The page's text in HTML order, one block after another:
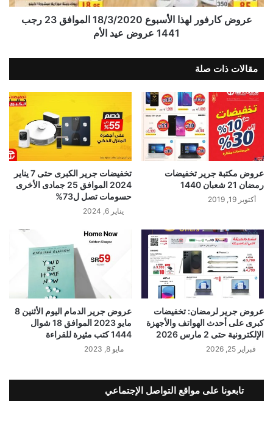
عروض كارفور لهذا الأسبوع 18/3/2020 الموافق 23 رجب
1441 عروض عيد الأم
مقالات ذات صلة
عروض مكتبة جرير تخفيضات
رمضان 21 شعبان 1440
أكتوبر 19, 2019
تخفيضات جرير الكبرى حتى 7 يناير
2024 الموافق 25 جمادى الأخرى
حسومات تصل ل73%
يناير 6, 2024
عروض جرير لرمضان: تخفيضات
كبرى على أحدث الهواتف والأجهزة
الإلكترونية حتى 2 مارس 2026
فبراير 25, 2026
عروض جرير الدمام اليوم الأثنين 8
مايو 2023 الموافق 18 شوال
1444 كتب مثيرة للقراءة
مايو 8, 2023
تابعونا على مواقع التواصل الإجتماعي